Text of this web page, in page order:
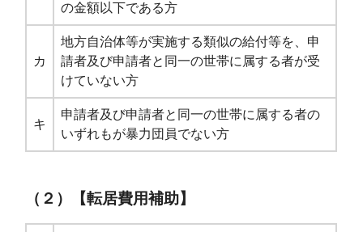
の金額以下である方
カ
地方自治体等が実施する類似の給付等を、申
請者及び申請者と同一の世帯に属する者が受
けていない方
キ
申請者及び申請者と同一の世帯に属する者の
いずれもが暴力団員でない方
（２）【転居費用補助】